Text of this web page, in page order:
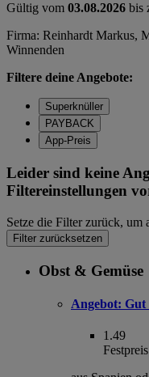
Gültig vom 03.08.2026 bis
Firma: Reinhardt Markus,
Winnenden
Filtere deine Angebote:
Superknüller
PAYBACK
App-Preis
Leider sind keine
Filtereinstellungen
Setze die Filter zurück, um
Filter zurücksetzen
Obst & Gemüse
Angebot: Gut
1.49